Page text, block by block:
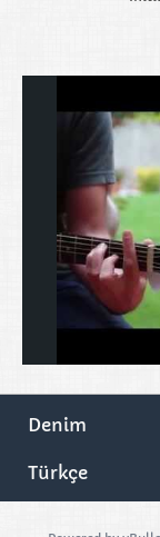
Denim
Türkçe